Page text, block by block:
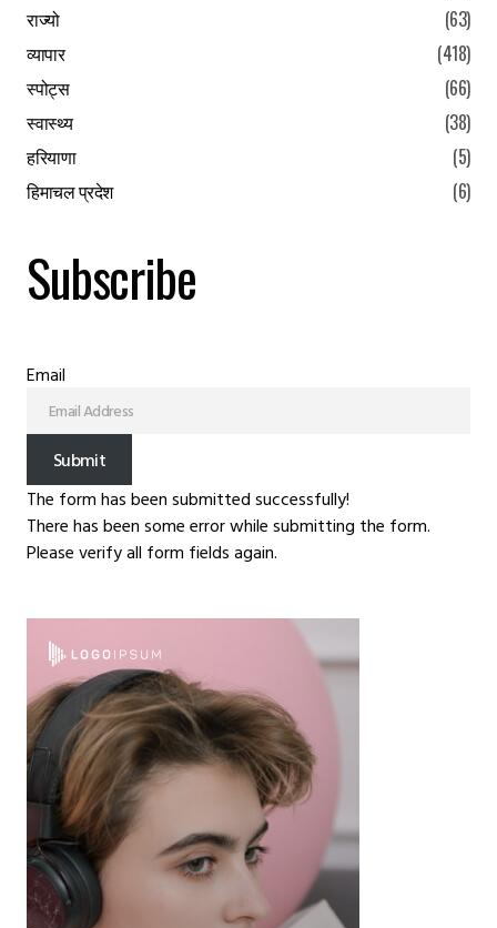
राज्यो
(63)
व्यापार
(418)
स्पोट्स
(66)
स्वास्थ्य
(38)
हरियाणा
(5)
हिमाचल प्रदेश
(6)
Subscribe
Email
Submit
The form has been submitted successfully!
There has been some error while submitting the form.
Please verify all form fields again.